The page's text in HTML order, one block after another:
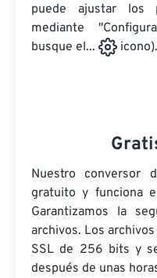
puede ajustar los
mediante
busque el...
icono).
Nuestro conversor
gratuito y funciona
Garantizamos la
archivos. Los
SSL de 256 bits y
después de unas